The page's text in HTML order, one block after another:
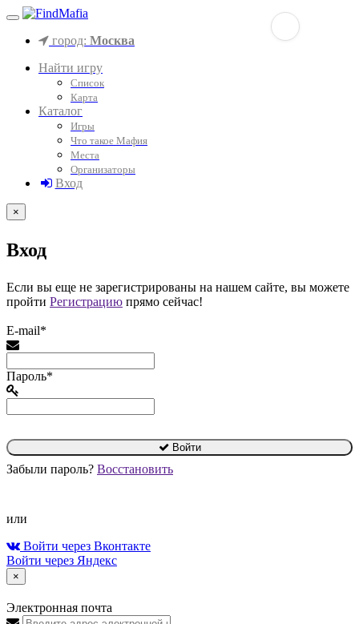
город: Москва
Найти игру
Список
Карта
Каталог
Игры
Что такое Мафия
Места
Организаторы
Вход
×
Вход
Если вы еще не зарегистрированы на нашем сайте, вы можете
пройти Регистрацию прямо сейчас!
E-mail*
Пароль*
Войти
Забыли пароль? Восстановить
или
Войти через Вконтакте
Войти через Яндекс
×
Электронная почта